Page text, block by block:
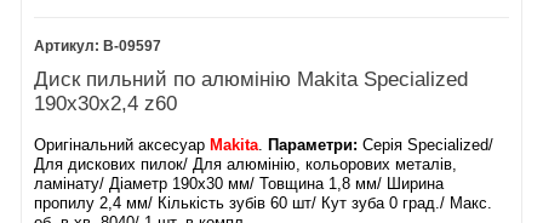
B-09597
Диск пильний по алюмінію Makita Specialized
190х30х2,4 z60
Оригінальний аксесуар Makita Параметри: Серія Specialized/
Для дискових пилок/ Для алюмінію, кольорових металів,
ламінату/ Діаметр 190х30 мм/ Товщина 1,8 мм/ Ширина
пропилу 2,4 мм/ Кількість зубів 60 шт/ Кут зуба 0 град./ Макс.